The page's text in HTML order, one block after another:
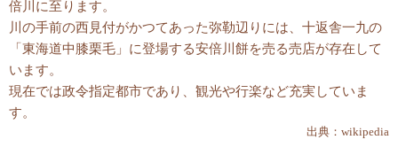
倍川に至ります。
川の手前の西見付がかつてあった弥勒辺りには、十返舎一九の
「東海道中膝栗毛」に登場する安倍川餅を売る売店が存在して
います。
現在では政令指定都市であり、観光や行楽など充実していま
す。
出典：wikipedia